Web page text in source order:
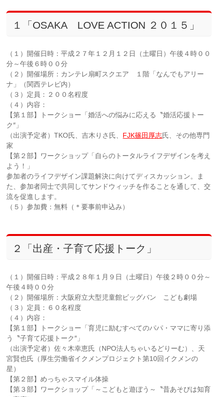
１「OSAKA LOVE ACTION ２０１５」
（１）開催日時：平成２７年１２月１２日（土曜日）午後４時００
分～午後６時００分
（２）開催場所：カンテレ扇町スクエア １階「なんでもアリー
ナ」（関西テレビ内）
（３）定員：２００名程度
（４）内容：
【第１部】トークショー「婚活への悩みに応える〝婚活応援トー
ク″」
（出演予定者）TKO氏、吉木りさ氏、 FJK篠田厚志氏、その他専門
家
【第２部】ワークショップ「自らのトータルライフデザインを考え
よう！」
参加者のライフデザイン課題解決に向けてディスカッション。ま
た、参加者同士で共同してサンドウィッチを作ることを通して、交
流を促進します。
（５）参加費：無料（＊要事前申込み）
２「出産・子育て応援トーク」
（１）開催日時：平成２８年１月９日（土曜日）午後２時００分～
午後４時００分
（２）開催場所：大阪府立大型児童館ビッグバン こども劇場
（３）定員：６０名程度
（４）内容：
【第１部】トークショー「育児に励むすべてのパパ・ママに寄り添
う〝子育て応援トーク″」
（出演予定者）佐々木幸恵氏（NPO法人ちゃいるどりーむ）、天
宮賢也氏（厚生労働省イクメンプロジェクト第10回イクメンの
星）
【第２部】めっちゃスマイル体操
【第３部】ワークショップ「～こどもと遊ぼう～〝昔あそびは知育